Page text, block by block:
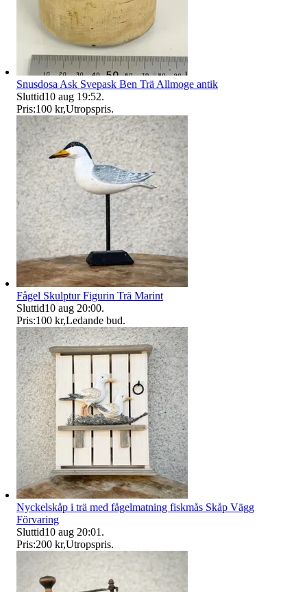
Snusdosa Ask Svepask Ben Trä Allmoge antik
Sluttid10 aug 19:52.
Pris:100 kr,Utropspris.
Fågel Skulptur Figurin Trä Marint
Sluttid10 aug 20:00.
Pris:100 kr,Ledande bud.
Nyckelskåp i trä med fågelmatning fiskmås Skåp Vägg
Förvaring
Sluttid10 aug 20:01 .
Pris:200 kr,Utropspris.